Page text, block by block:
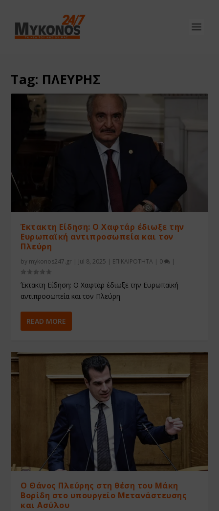
Tag: ΠΛΕΥΡΗΣ
Έκτακτη Είδηση: Ο Χαφτάρ έδιωξε την
Ευρωπαϊκή αντιπροσωπεία και τον
Πλεύρη
by mykonos247.gr | Jul 8, 2025 | ΕΠΙΚΑΙΡΟΤΗΤΑ | 0 |
Έκτακτη Είδηση: Ο Χαφτάρ έδιωξε την Ευρωπαϊκή
αντιπροσωπεία και τον Πλεύρη
READ MORE
Ο Θάνος Πλεύρης στη θέση του Μάκη
Βορίδη στο υπουργείο Μετανάστευσης
και Ασύλου